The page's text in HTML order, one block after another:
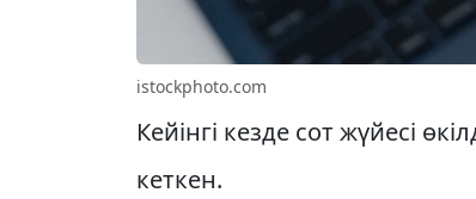
istockphoto.com
Кейінгі кезде сот жүйесі
кеткен.